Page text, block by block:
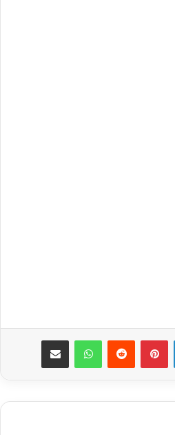
لينكدإن بينتيريست واتساب مشاركة عبر البريد